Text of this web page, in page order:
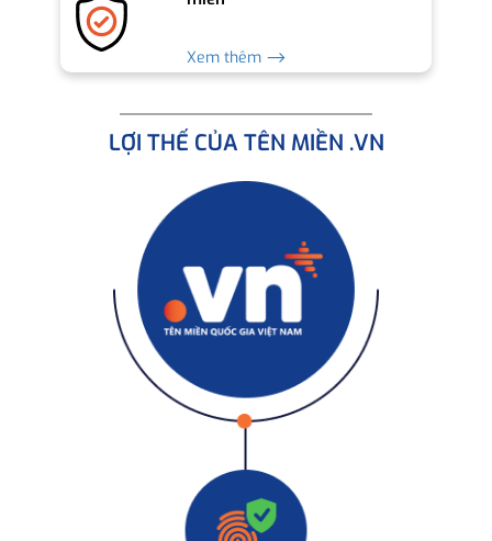
Xem thêm ⟶
LỢI THẾ CỦA TÊN MIỀN .VN